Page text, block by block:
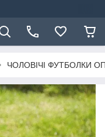
ЧОЛОВІЧІ ФУТБОЛКИ